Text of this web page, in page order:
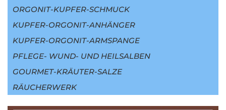
ORGONIT-KUPFER-SCHMUCK
KUPFER-ORGONIT-ANHÄNGER
KUPFER-ORGONIT-ARMSPANGE
PFLEGE- WUND- UND HEILSALBEN
GOURMET-KRÄUTER-SALZE
RÄUCHERWERK